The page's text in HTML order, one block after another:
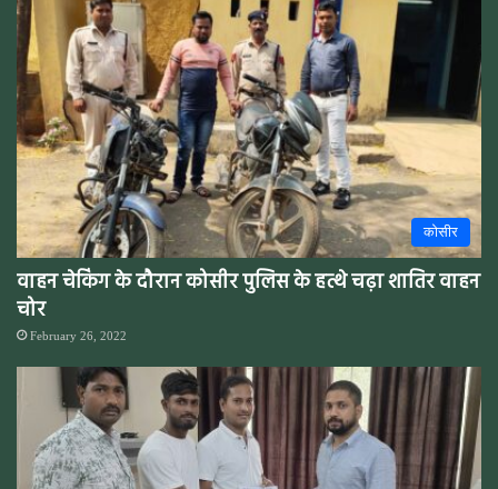
कोसीर
वाहन चेकिंग के दौरान कोसीर पुलिस के हत्थे चढ़ा शातिर वाहन
चोर
February 26, 2022